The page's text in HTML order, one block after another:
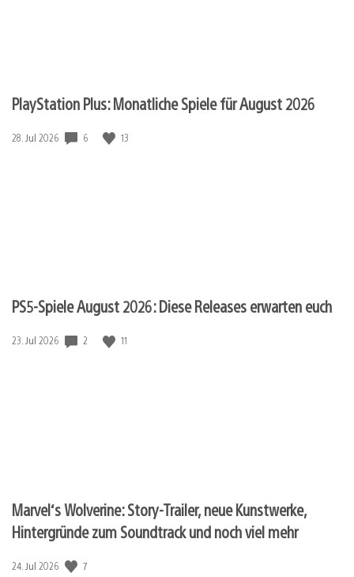
PlayStation Plus: Monatliche Spiele für August 2026
Veröffentlichungsdatum:
28. Jul 2026 6 13
PS5-Spiele August 2026: Diese Releases erwarten euch
Veröffentlichungsdatum:
23. Jul 2026 2 11
Marvel‘s Wolverine: Story-Trailer, neue Kunstwerke,
Hintergründe zum Soundtrack und noch viel mehr
Veröffentlichungsdatum:
24. Jul 2026 7